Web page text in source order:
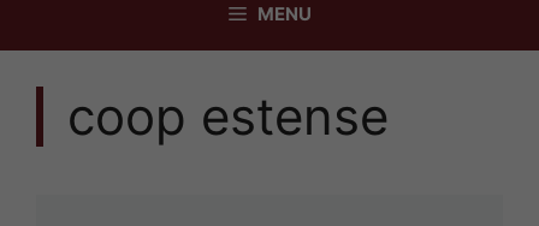
MENU
coop estense